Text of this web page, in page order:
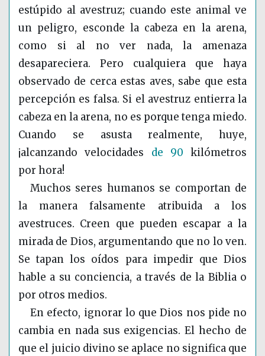
estúpido al avestruz; cuando este animal ve
un peligro, esconde la cabeza en la arena,
como si al no ver nada, la amenaza
desapareciera. Pero cualquiera que haya
observado de cerca estas aves, sabe que esta
percepción es falsa. Si el avestruz entierra la
cabeza en la arena, no es porque tenga miedo.
Cuando se asusta realmente, huye,
¡alcanzando velocidades de 90 kilómetros
por hora!
Muchos seres humanos se comportan de
la manera falsamente atribuida a los
avestruces. Creen que pueden escapar a la
mirada de Dios, argumentando que no lo ven.
Se tapan los oídos para impedir que Dios
hable a su conciencia, a través de la Biblia o
por otros medios.
En efecto, ignorar lo que Dios nos pide no
cambia en nada sus exigencias. El hecho de
que el juicio divino se aplace no significa que